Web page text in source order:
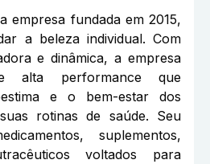
empresa fundada em 2015,
a beleza individual. Com
e dinâmica, a empresa
alta performance que
e o bem-estar dos
rotinas de saúde. Seu
suplementos,
voltados para